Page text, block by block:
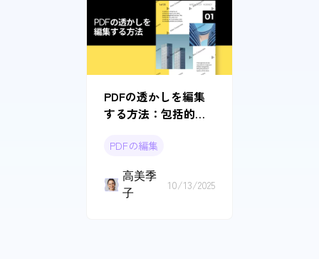
PDFの透かしを編集
する方法：包括的な
PDFの編集
高美季
子
10/13/2025